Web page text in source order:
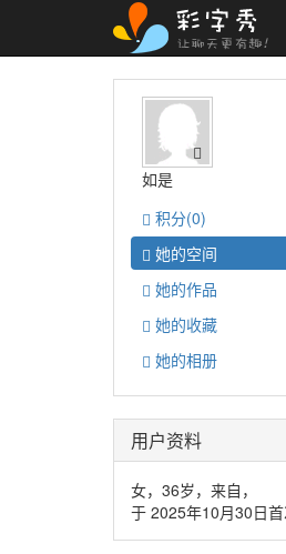
如是
积分(0)
她的空间
她的作品
她的收藏
她的相册
用户资料
女，36岁，来自，
于 2025年10月30日首